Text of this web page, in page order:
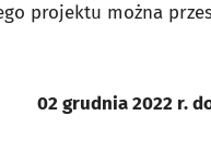
projektu można
2022 r.